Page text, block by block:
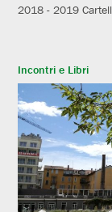
2018 - 2019
Incontri e Libri